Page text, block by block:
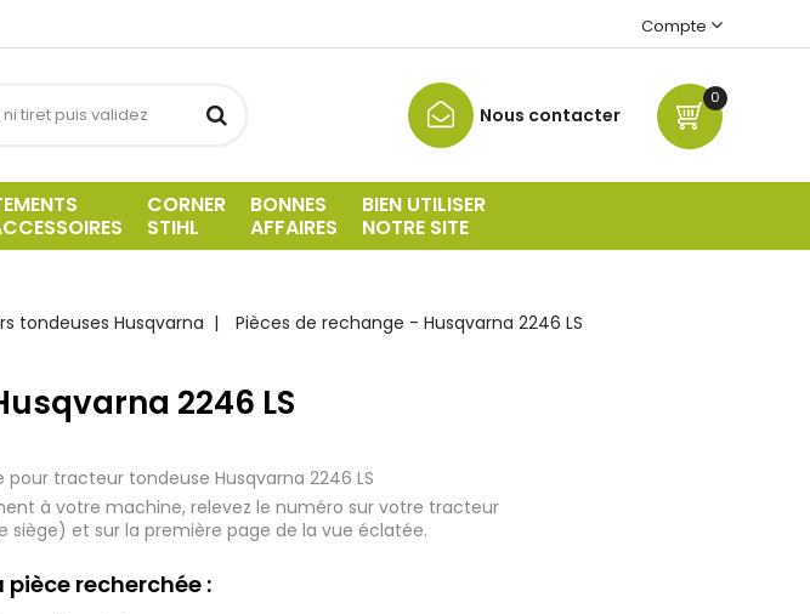
Compte
0
Nous contacter
CORNER
STIHL
BONNES
AFFAIRES
BIEN UTILISER
NOTRE SITE
tondeuses Husqvarna Pièces de rechange - Husqvarna 2246 LS
2246 LS
tracteur tondeuse Husqvarna 2246 LS
à votre machine, relevez le numéro sur votre tracteur
siège) et sur la première page de la vue éclatée.
recherchée :